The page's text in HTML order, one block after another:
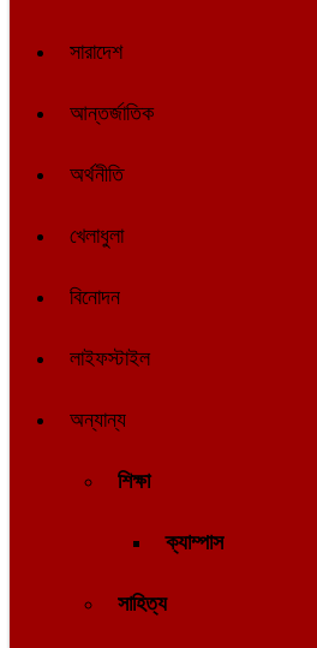
সারাদেশ
আন্তর্জাতিক
অর্থনীতি
খেলাধুলা
বিনোদন
লাইফস্টাইল
অন্যান্য
শিক্ষা
ক্যাম্পাস
সাহিত্য